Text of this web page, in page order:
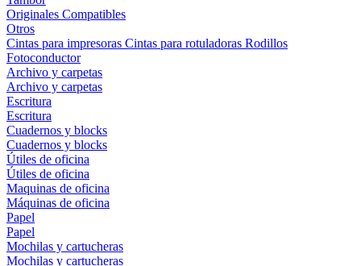
Originales Compatibles
Otros
Cintas para impresoras Cintas para rotuladoras Rodillos
Fotoconductor
Archivo y carpetas
Archivo y carpetas
Escritura
Escritura
Cuadernos y blocks
Cuadernos y blocks
Útiles de oficina
Útiles de oficina
Maquinas de oficina
Máquinas de oficina
Papel
Papel
Mochilas y cartucheras
Mochilas y cartucheras